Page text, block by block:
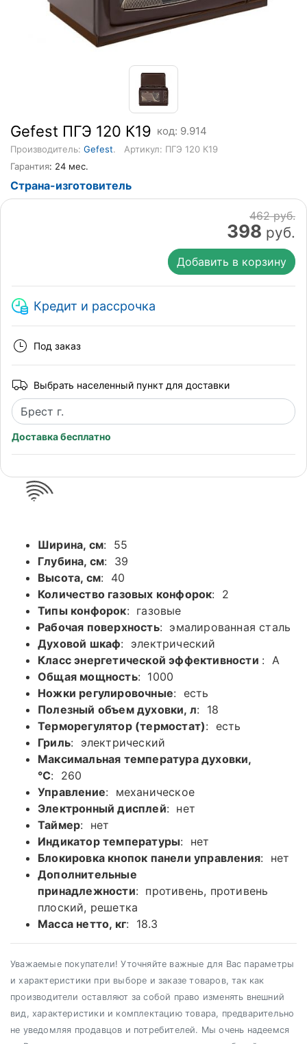
Gefest ПГЭ 120 К19 код: 9.914
Производитель: Gefest.
Артикул: ПГЭ 120 К19
Гарантия: 24 мес.
Страна-изготовитель
462 руб.
398 руб.
Добавить в корзину
Кредит и рассрочка
Под заказ
Выбрать населенный пункт для доставки
Доставка бесплатно
Ширина, см: 55
Глубина, см: 39
Высота, см: 40
Количество газовых конфорок: 2
Типы конфорок: газовые
Рабочая поверхность: эмалированная сталь
Духовой шкаф: электрический
Класс энергетической эффективности : A
Общая мощность: 1000
Ножки регулировочные: есть
Полезный объем духовки, л: 18
Терморегулятор (термостат): есть
Гриль: электрический
Максимальная температура духовки,
°C: 260
Управление: механическое
Электронный дисплей: нет
Таймер: нет
Индикатор температуры: нет
Блокировка кнопок панели управления: нет
Дополнительные
принадлежности: противень, противень
плоский, решетка
Масса нетто, кг: 18.3
Уважаемые покупатели! Уточняйте важные для Вас параметры
и характеристики при выборе и заказе товаров, так как
производители оставляют за собой право изменять внешний
вид, характеристики и комплектацию товара, предварительно
не уведомляя продавцов и потребителей. Мы очень надеемся